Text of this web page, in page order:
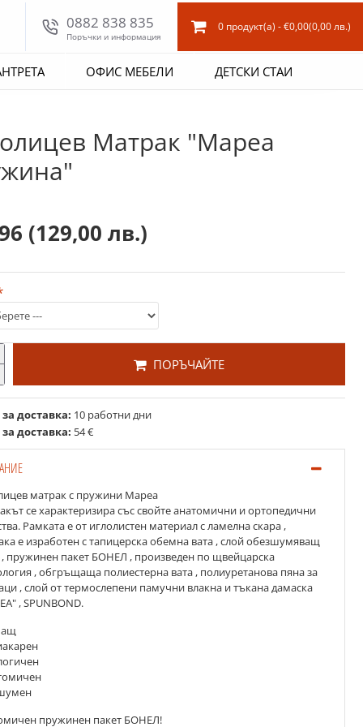
0882 838 835
Поръчки и информация
0 продукт(а) - €0,00(0,00 лв.)
ОФИС МЕБЕЛИ ДЕТСКИ СТАИ
Матрак "Мареа
доставка: 10 работни дни
доставка: 54 €
(129,00 лв.)
ПОРЪЧАЙТЕ
матрак с пружини Мареа
се характеризира със свойте анатомични и ортопедични
Рамката е от иглолистен материал с ламелна скара ,
е изработен с тапицерска обемна вата , слой обезшумяващ
пружинен пакет БОНЕЛ , произведен по щвейцарска
, обгръщаща полиестерна вата , полиуретанова пяна за
, слой от термослепени памучни влакна и тъкана дамаска
, SPUNBOND.
пружинен пакет БОНЕЛ!